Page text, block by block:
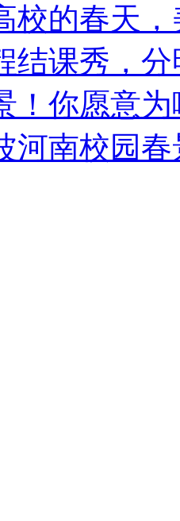
校的春天
结课秀，
！你愿意
河南校园